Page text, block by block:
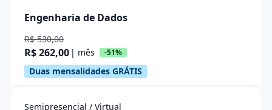
Engenharia de Dados
R$ 530,00
R$ 262,00 | mês -51%
Duas mensalidades GRÁTIS
Semipresencial / Virtual